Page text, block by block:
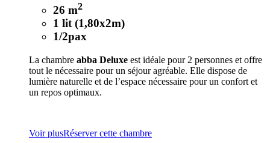
26 m2
1 lit (1,80x2m)
1/2pax
La chambre abba Deluxe est idéale pour 2 personnes et offre
tout le nécessaire pour un séjour agréable. Elle dispose de
lumière naturelle et de l’espace nécessaire pour un confort et
un repos optimaux.
Voir plusRéserver cette chambre